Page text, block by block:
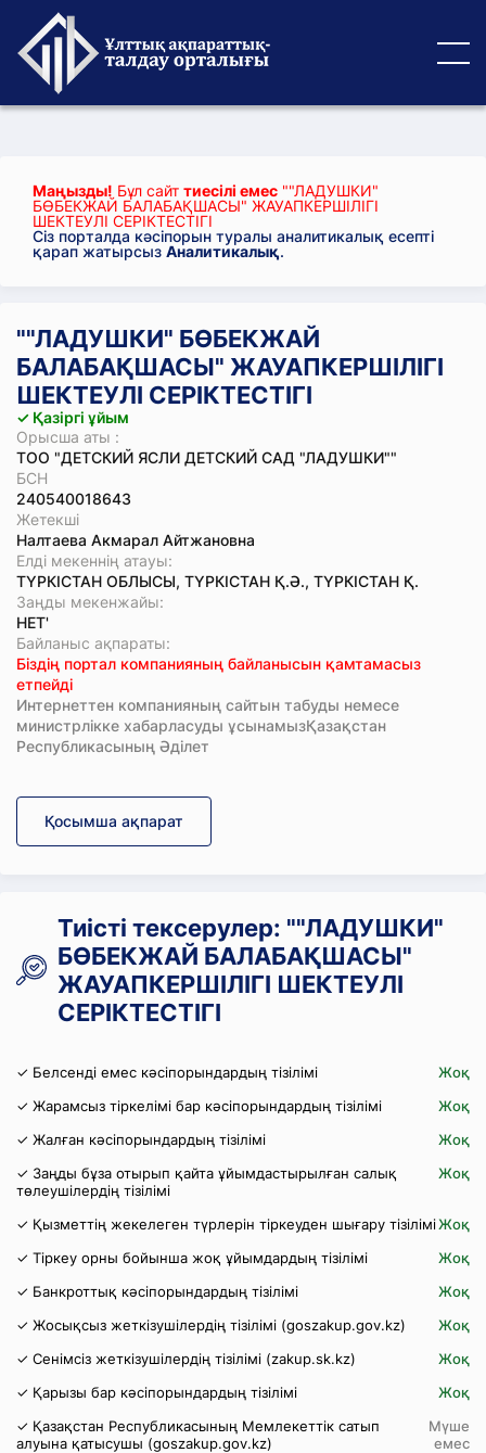
Маңызды! Бұл сайт тиесілі емес ""ЛАДУШКИ"
БӨБЕКЖАЙ БАЛАБАҚШАСЫ" ЖАУАПКЕРШІЛІГІ
ШЕКТЕУЛІ СЕРІКТЕСТІГІ
Сіз порталда кәсіпорын туралы аналитикалық есепті
қарап жатырсыз Аналитикалық.
""ЛАДУШКИ" БӨБЕКЖАЙ
БАЛАБАҚШАСЫ" ЖАУАПКЕРШІЛІГІ
ШЕКТЕУЛІ СЕРІКТЕСТІГІ
✓ Қазіргі ұйым
Орысша аты :
ТОО "ДЕТСКИЙ ЯСЛИ ДЕТСКИЙ САД "ЛАДУШКИ""
БСН
240540018643
Жетекші
Налтаева Акмарал Айтжановна
Елді мекеннің атауы:
ТҮРКІСТАН ОБЛЫСЫ, ТҮРКІСТАН Қ.Ә., ТҮРКІСТАН Қ.
Заңды мекенжайы:
НЕТ'
Байланыс ақпараты:
Біздің портал компанияның байланысын қамтамасыз
етпейді
Интернеттен компанияның сайтын табуды немесе
министрлікке хабарласуды ұсынамызҚазақстан
Республикасының Әділет
Қосымша ақпарат
Тиісті тексерулер: ""ЛАДУШКИ"
БӨБЕКЖАЙ БАЛАБАҚШАСЫ"
ЖАУАПКЕРШІЛІГІ ШЕКТЕУЛІ
СЕРІКТЕСТІГІ
✓ Белсенді емес кәсіпорындардың тізілімі
Жоқ
✓ Жарамсыз тіркелімі бар кәсіпорындардың тізілімі
Жоқ
✓ Жалған кәсіпорындардың тізілімі
Жоқ
✓ Заңды бұза отырып қайта ұйымдастырылған салық
төлеушілердің тізілімі
Жоқ
✓ Қызметтің жекелеген түрлерін тіркеуден шығару тізіліміЖоқ
✓ Тіркеу орны бойынша жоқ ұйымдардың тізілімі
Жоқ
✓ Банкроттық кәсіпорындардың тізілімі
Жоқ
✓ Жосықсыз жеткізушілердің тізілімі (goszakup.gov.kz)
Жоқ
✓ Сенімсіз жеткізушілердің тізілімі (zakup.sk.kz)
Жоқ
✓ Қарызы бар кәсіпорындардың тізілімі
Жоқ
✓ Қазақстан Республикасының Мемлекеттік сатып
алуына қатысушы (goszakup.gov.kz)
Мүше
емес